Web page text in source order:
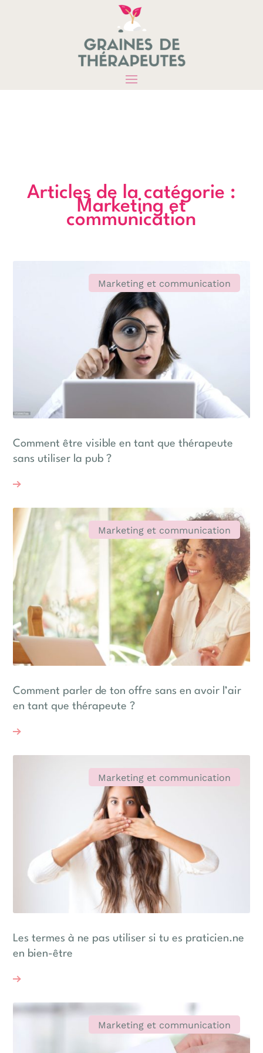
Articles de la catégorie :
Marketing et
communication
Comment être visible en tant que thérapeute
sans utiliser la pub ?
Marketing et communication
Comment parler de ton offre sans en avoir l’air
en tant que thérapeute ?
Marketing et communication
Les termes à ne pas utiliser si tu es praticien.ne
en bien-être
Marketing et communication
Marketing et communication